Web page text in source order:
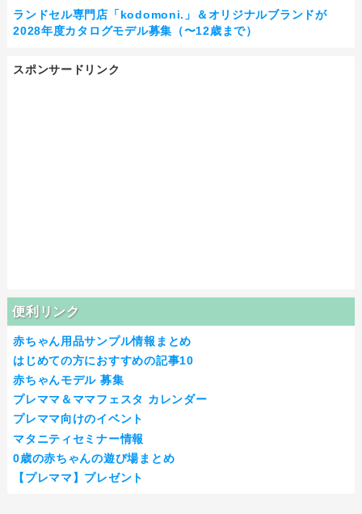
ランドセル専門店「kodomoni.」＆オリジナルブランドが
2028年度カタログモデル募集（〜12歳まで）
スポンサードリンク
便利リンク
赤ちゃん用品サンプル情報まとめ
はじめての方におすすめの記事10
赤ちゃんモデル 募集
プレママ＆ママフェスタ カレンダー
プレママ向けのイベント
マタニティセミナー情報
0歳の赤ちゃんの遊び場まとめ
【プレママ】プレゼント